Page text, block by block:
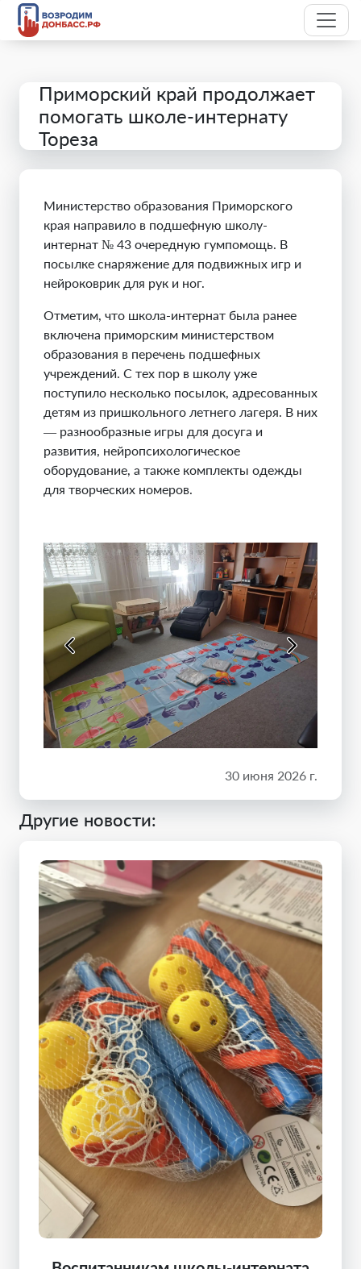
Приморский край продолжает
помогать школе-интернату
Тореза
Министерство образования Приморского
края направило в подшефную школу-
интернат № 43 очередную гумпомощь. В
посылке снаряжение для подвижных игр и
нейроковрик для рук и ног.
Отметим, что школа-интернат была ранее
включена приморским министерством
образования в перечень подшефных
учреждений. С тех пор в школу уже
поступило несколько посылок, адресованных
детям из пришкольного летнего лагеря. В них
— разнообразные игры для досуга и
развития, нейропсихологическое
оборудование, а также комплекты одежды
для творческих номеров.
30 июня 2026 г.
Другие новости: